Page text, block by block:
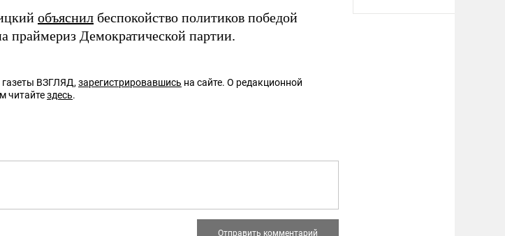
объяснил беспокойство политиков победой
праймериз Демократической партии.
ВЗГЛЯД, зарегистрировавшись на сайте. О редакционной
читайтездесь.